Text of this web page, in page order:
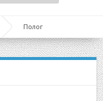
▼
Полог